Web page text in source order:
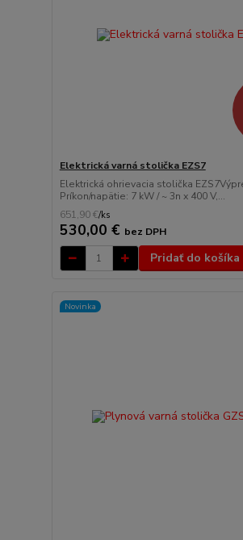
Elektrická varná stolička EZS7
Elektrická ohrievacia stolička
Príkon/napätie: 7 kW / ~ 3n x 400 V,...
651,90 €/ks
530,00 € bez DPH
Pridať do košíka
Novinka